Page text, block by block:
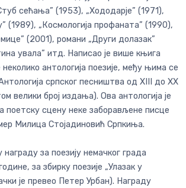
сећања” (1953), „Хододарје” (1971),
(1989), „Космологија профаната” (1990),
(2001), романи „Други долазак”
увала” итд. Написао је више књига
неколико антологија поезије, међу њима се
српског песништва од XIII до XX
велики број издања). Ова антологија је
поетску сцену неке заборављене писце
Милица Стојадиновић Српкиња.
награду за поезију немачког града
за збирку поезије „Улазак у
је превео Петер Урбан). Награду